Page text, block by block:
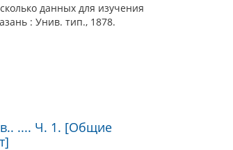
данных для изучения
: Унив. тип., 1878.
в.. .... Ч. 1. [Общие